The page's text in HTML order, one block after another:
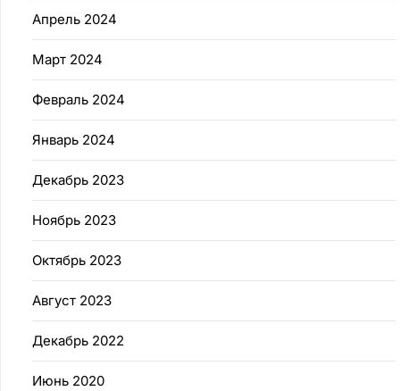
Апрель 2024
Март 2024
Февраль 2024
Январь 2024
Декабрь 2023
Ноябрь 2023
Октябрь 2023
Август 2023
Декабрь 2022
Июнь 2020